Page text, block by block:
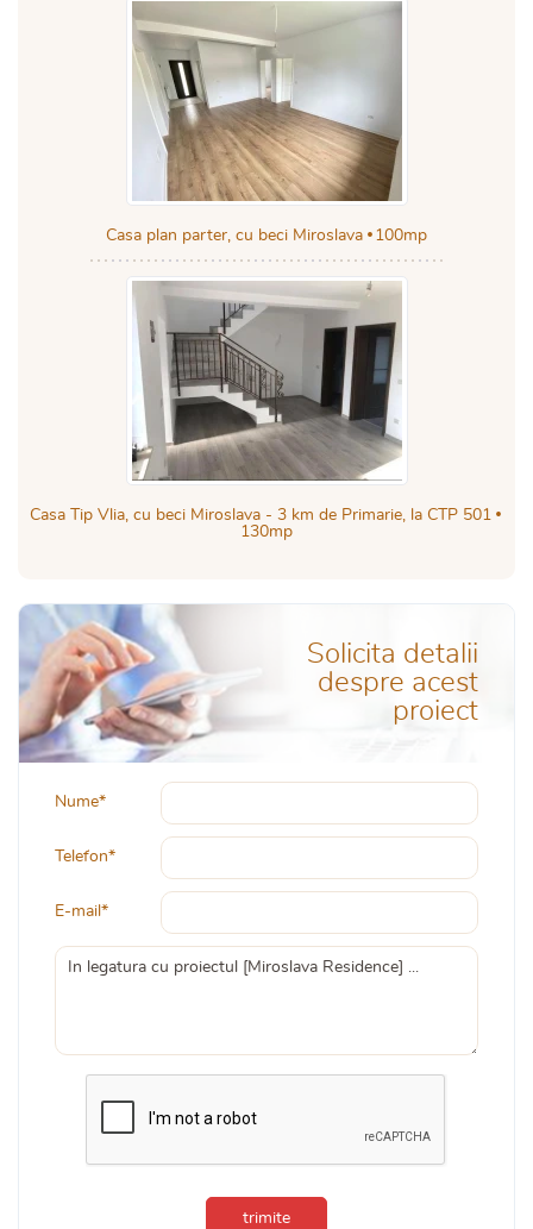
Casa plan parter, cu beci Miroslava 100mp
Casa Tip Vlia, cu beci Miroslava - 3 km de Primarie, la CTP 501
130mp
Solicita detalii
despre acest
proiect
Nume*
Telefon*
E-mail*
trimite